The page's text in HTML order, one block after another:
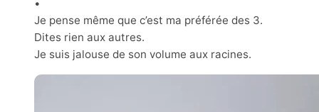
•
Je pense même que c’est ma préférée des 3.
Dites rien aux autres.
Je suis jalouse de son volume aux racines.